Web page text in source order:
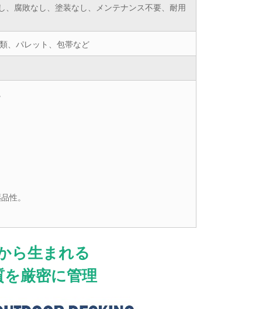
、腐敗なし、塗装なし、メンテナンス不要、耐用
、パレット、包帯など
性。
ら生まれる
厳密に管理